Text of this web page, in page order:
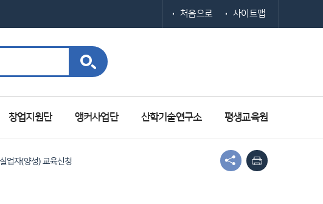
처음으로 사이트맵
창업지원단 앵커사업단 산학기술연구소 평생교육원
업자(양성) 교육신청